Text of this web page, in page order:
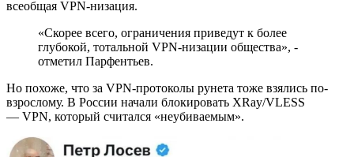
всеобщая VPN-низация.
«Скорее всего, ограничения приведут к более
глубокой, тотальной VPN-низации общества», -
отметил Парфентьев.
Но похоже, что за VPN-протоколы рунета тоже взялись по-
взрослому. В России начали блокировать XRay/VLESS
— VPN, который считался «неубиваемым».